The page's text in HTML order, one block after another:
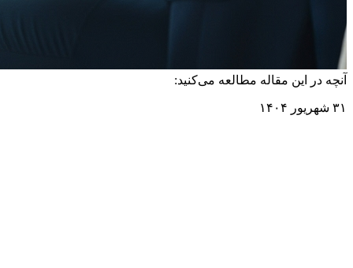
آنچه در این مقاله مطالعه می‌کنید:
۳۱ شهریور ۱۴۰۴